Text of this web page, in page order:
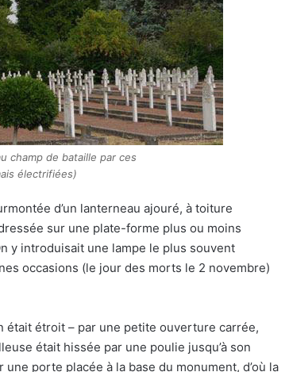
champ de bataille par ces
électrifiées)
d’un lanterneau ajouré, à toiture
sur une plate-forme plus ou moins
y introduisait une lampe le plus souvent
occasions (le jour des morts le 2 novembre)
était étroit – par une petite ouverture carrée,
était hissée par une poulie jusqu’à son
porte placée à la base du monument, d’où la